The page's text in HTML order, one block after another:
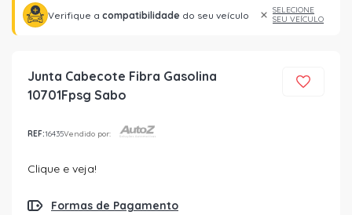
Verifique a compatibilidade do seu veículo
SELECIONE
SEU VEÍCULO
Junta Cabecote Fibra Gasolina
10701Fpsg Sabo
REF:16435Vendido por:
Clique e veja!
Formas de Pagamento